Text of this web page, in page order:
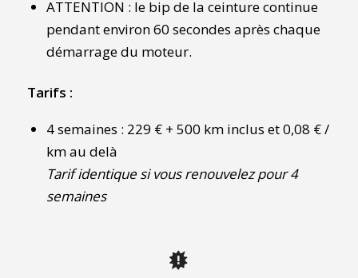
ATTENTION : le bip de la ceinture continue
pendant environ 60 secondes après chaque
démarrage du moteur.
Tarifs :
4 semaines : 229 € + 500 km inclus et 0,08 € /
km au delà
Tarif identique si vous renouvelez pour 4
semaines